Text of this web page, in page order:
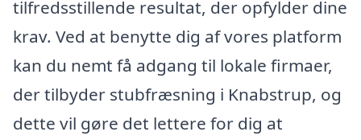
tilfredsstillende resultat, der opfylder dine
krav. Ved at benytte dig af vores platform
kan du nemt få adgang til lokale firmaer,
der tilbyder stubfræsning i Knabstrup, og
dette vil gøre det lettere for dig at